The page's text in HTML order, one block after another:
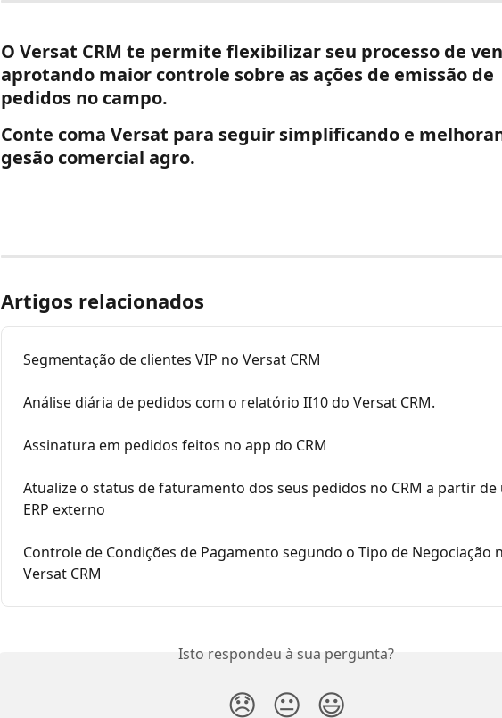
O Versat CRM te permite flexibilizar seu processo de
aprotando maior controle sobre as ações de emissão de
pedidos no campo.
Conte coma Versat para seguir simplificando e
gesão comercial agro.
Artigos relacionados
Segmentação de clientes VIP no Versat CRM
Análise diária de pedidos com o relatório II10 do Versat CRM.
Assinatura em pedidos feitos no app do CRM
Atualize o status de faturamento dos seus pedidos no CRM a partir de
ERP externo
Controle de Condições de Pagamento segundo o Tipo de Negociação
Versat CRM
Isto respondeu à sua pergunta?
😞 😐 😃